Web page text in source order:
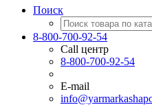
Поиск
8-800-700-92-54
Call центр
8-800-700-92-54
E-mail